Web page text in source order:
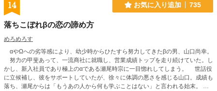
14 お気に入り追加 735
落ちこぼれβの恋の諦め方
めろめろす
αやΩへの劣等感により、幼少時からひたすら努力してきたβの男、山口尚幸。
努力の甲斐あって、一流商社に就職し、営業成績トップを走り続けていた。し
かし、新入社員であり極上のαである瀬尾時宗に一目惚れしてしまう。 世話役
に立候補し、彼をサポートしていたが、徐々に体調の悪さを感じる山口。成績も
落ち、瀬尾からは「もうあの人から何も学ぶことはない」と言われる始末。